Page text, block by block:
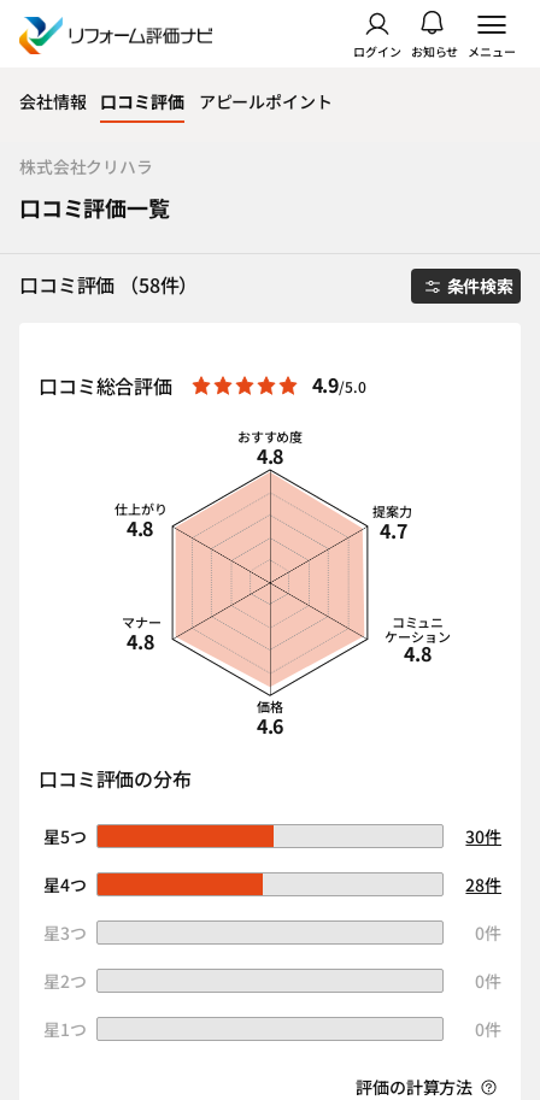
ログイン お知らせ メニュー
会社情報 口コミ評価 アピールポイント
株式会社クリハラ
口コミ評価一覧
口コミ評価 （58件） 条件検索
口コミ総合評価 4.9/5.0
おすすめ度
4.8
提案力
4.7
コミュニ
ケーション
4.8
価格
4.6
マナー
4.8
仕上がり
4.8
口コミ評価の分布
星5つ
30件
星4つ
28件
星3つ
0件
星2つ
0件
星1つ
0件
評価の計算方法